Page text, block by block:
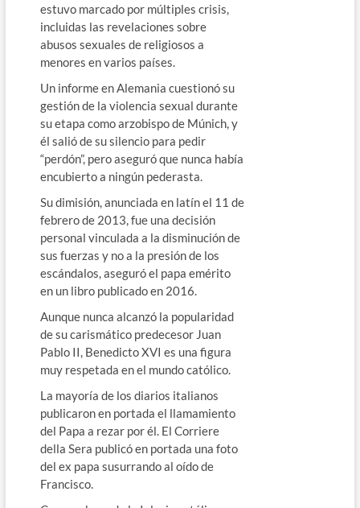
estuvo marcado por múltiples crisis,
incluidas las revelaciones sobre
abusos sexuales de religiosos a
menores en varios países.
Un informe en Alemania cuestionó su
gestión de la violencia sexual durante
su etapa como arzobispo de Múnich, y
él salió de su silencio para pedir
“perdón”, pero aseguró que nunca había
encubierto a ningún pederasta.
Su dimisión, anunciada en latín el 11 de
febrero de 2013, fue una decisión
personal vinculada a la disminución de
sus fuerzas y no a la presión de los
escándalos, aseguró el papa emérito
en un libro publicado en 2016.
Aunque nunca alcanzó la popularidad
de su carismático predecesor Juan
Pablo II, Benedicto XVI es una figura
muy respetada en el mundo católico.
La mayoría de los diarios italianos
publicaron en portada el llamamiento
del Papa a rezar por él. El Corriere
della Sera publicó en portada una foto
del ex papa susurrando al oído de
Francisco.